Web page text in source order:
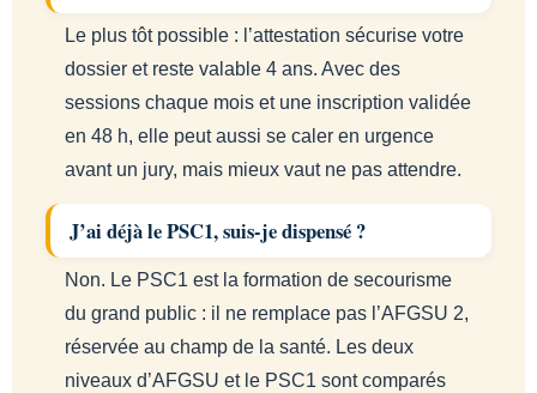
Le plus tôt possible : l’attestation sécurise votre
dossier et reste valable 4 ans. Avec des
sessions chaque mois et une inscription validée
en 48 h, elle peut aussi se caler en urgence
avant un jury, mais mieux vaut ne pas attendre.
J’ai déjà le PSC1, suis-je dispensé ?
Non. Le PSC1 est la formation de secourisme
du grand public : il ne remplace pas l’AFGSU 2,
réservée au champ de la santé. Les deux
niveaux d’AFGSU et le PSC1 sont comparés